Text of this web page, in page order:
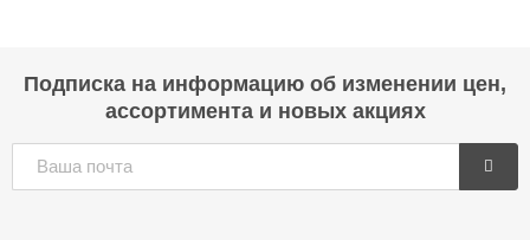
Подписка на информацию об изменении цен,
ассортимента и новых акциях